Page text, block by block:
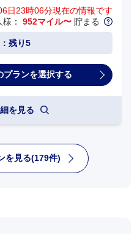
日23時06分現在の情報です
： 952マイル〜 貯まる
：残り5
を見る
を見る(179件)